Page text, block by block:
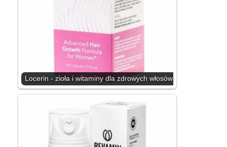
Locerin - zioła i witaminy dla zdrowych włosów